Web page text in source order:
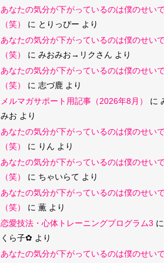
あなたの気分が下がっているのは僕のせい
（笑）
に とりっぴー より
あなたの気分が下がっているのは僕のせい
（笑）
に みおみお→リクさん より
あなたの気分が下がっているのは僕のせい
（笑）
に 志づ鹿 より
メルマガサポート用記事（2026年8月）
に
みお より
あなたの気分が下がっているのは僕のせい
（笑）
に りん より
あなたの気分が下がっているのは僕のせい
（笑）
に ちゃいらて より
あなたの気分が下がっているのは僕のせい
（笑）
に 薫 より
恋愛技法・心体トレーニングプログラム3 に
くら子‪✿ より
あなたの気分が下がっているのは僕のせい